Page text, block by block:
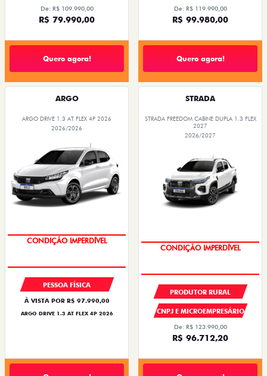
De: R$ 109.990,00
R$ 79.990,00
Quero agora!
De: R$ 119.990,00
R$ 99.980,00
Quero agora!
ARGO
ARGO DRIVE 1.3 AT FLEX 4P 2026
2026/2026
CONDIÇÃO IMPERDÍVEL
PESSOA FÍSICA
À VISTA POR R$ 97.990,00
ARGO DRIVE 1.3 AT FLEX 4P 2026
STRADA
STRADA FREEDOM CABINE DUPLA 1.3 FLEX
2027
2026/2027
CONDIÇÃO IMPERDÍVEL
PRODUTOR RURAL
CNPJ E MICROEMPRESÁRIO
De: R$ 123.990,00
R$ 96.712,20